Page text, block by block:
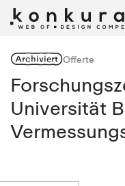
ArchiviertOfferte
Universität